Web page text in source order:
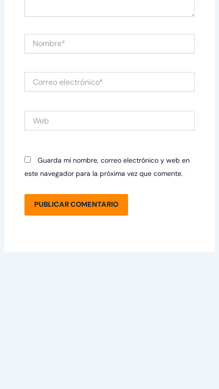
Nombre*
electrónico*
Guarda mi nombre, correo electrónico y web en
este navegador para la próxima vez que comente.